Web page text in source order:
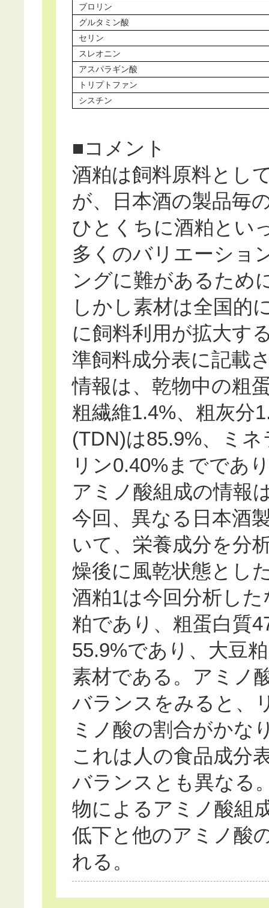
ブロリン
グルタミン酸
セリン
スレオニン
アスパラギン酸
トリプトファン
シスチン
■コメント
酒粕は飼料原料とし
が、日本酒の製品毎
ひとくちに酒粕とい
多くのバリエーショ
ングに難があるため
しかし素材は全国的
に飼料利用が拡大す
準飼料成分表に記載
情報は、乾物中の粗
粗繊維1.4%、粗灰分
(TDN)は85.9%、ミ
リン0.40%までであ
アミノ酸組成の情報
今回、異なる日本酒
いて、栄養成分を分
燥後に風乾状態とし
酒粕1は今回分析し
粕であり、粗蛋白質
55.9%であり、大豆
素材である。アミノ
バランスをみると、
ミノ酸の割合がかな
これは人の食品成分
バランスとも異なる
物によるアミノ酸組
低下と他のアミノ酸
れる。